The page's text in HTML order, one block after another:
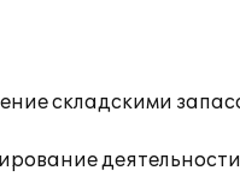
складскими